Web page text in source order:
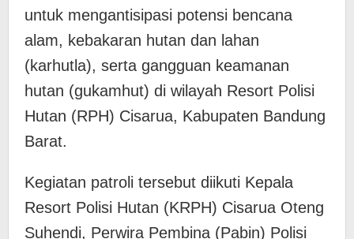
untuk mengantisipasi potensi bencana
alam, kebakaran hutan dan lahan
(karhutla), serta gangguan keamanan
hutan (gukamhut) di wilayah Resort Polisi
Hutan (RPH) Cisarua, Kabupaten Bandung
Barat.
Kegiatan patroli tersebut diikuti Kepala
Resort Polisi Hutan (KRPH) Cisarua Oteng
Suhendi, Perwira Pembina (Pabin) Polisi